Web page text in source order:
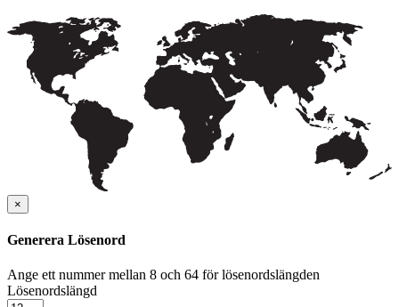
×
Generera Lösenord
Ange ett nummer mellan 8 och 64 för lösenordslängden
Lösenordslängd